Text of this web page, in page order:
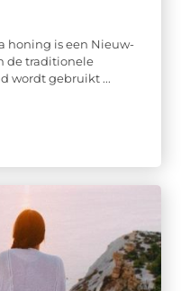
honing is een Nieuw-
de traditionele
wordt gebruikt ...